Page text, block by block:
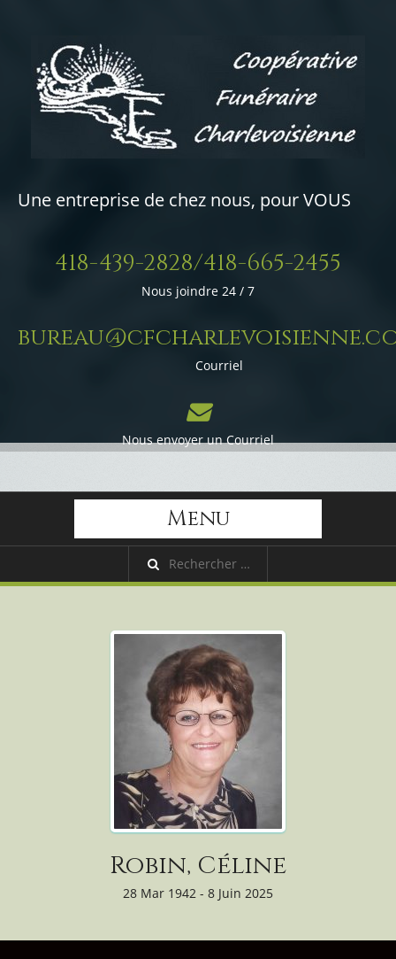
Une entreprise de chez nous, pour VOUS
418-439-2828/418-665-2455
Nous joindre 24 / 7
Courriel
Nous envoyer un Courriel
Menu
Robin, Céline
28 Mar 1942 - 8 Juin 2025